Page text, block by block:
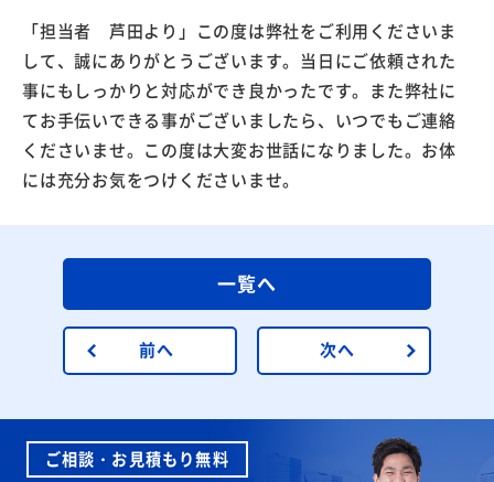
「担当者 芦田より」この度は弊社をご利用くださいま
して、誠にありがとうございます。当日にご依頼された
事にもしっかりと対応ができ良かったです。また弊社に
てお手伝いできる事がございましたら、いつでもご連絡
くださいませ。この度は大変お世話になりました。お体
には充分お気をつけくださいませ。
前へ
一覧へ
次へ
ご相談・お見積もり無料